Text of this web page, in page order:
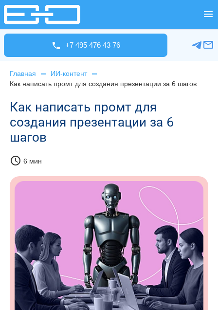
+7 495 476 43 76
Главная
ИИ-контент
Как написать промт для создания презентации за 6 шагов
Как написать промт для
создания презентации за 6
шагов
schedule 6 мин